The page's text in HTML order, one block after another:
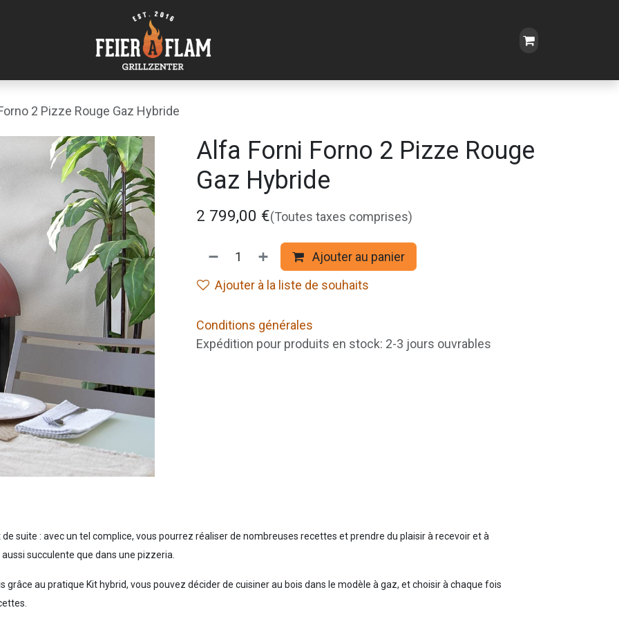
2 Pizze Rouge Gaz Hybride
Alfa Forni Forno 2 Pizze Rouge
Gaz Hybride
2 799,00 €(Toutes taxes comprises)
Ajouter au panier
Ajouter à la liste de souhaits
Conditions générales
Expédition pour produits en stock: 2-3 jours ouvrables
suite : avec un tel complice, vous pourrez réaliser de nombreuses recettes et prendre du plaisir à recevoir et à
succulente que dans une pizzeria.
grâce au pratique Kit hybrid, vous pouvez décider de cuisiner au bois dans le modèle à gaz, et choisir à chaque fois